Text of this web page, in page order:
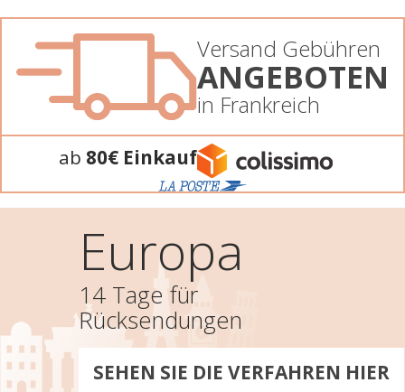
Versand Gebühren
ANGEBOTEN
in Frankreich
ab 80€ Einkauf
Europa
14 Tage für
Rücksendungen
SEHEN SIE DIE VERFAHREN HIER